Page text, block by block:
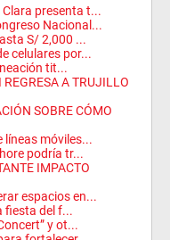
Clara presenta t...
Nacional...
S/ 2,000 ...
celulares por...
tit...
REGRESA A TRUJILLO
SOBRE CÓMO
líneas móviles...
podría tr...
IMPACTO
espacios en...
fiesta del f...
y ot...